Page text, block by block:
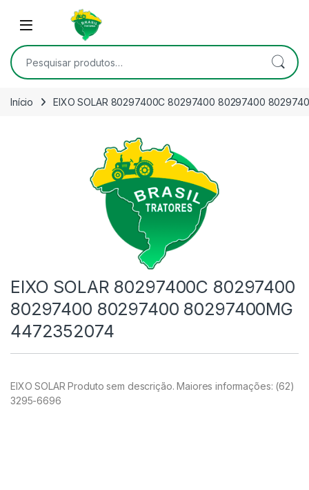
Skip to navigation
Open
Pesquisar por:
Início EIXO SOLAR 80297400C 80297400 80297400
EIXO SOLAR 80297400C 80297400
80297400 80297400 80297400MG
4472352074
EIXO SOLAR Produto sem descrição. Maiores informações: (62)
3295-6696